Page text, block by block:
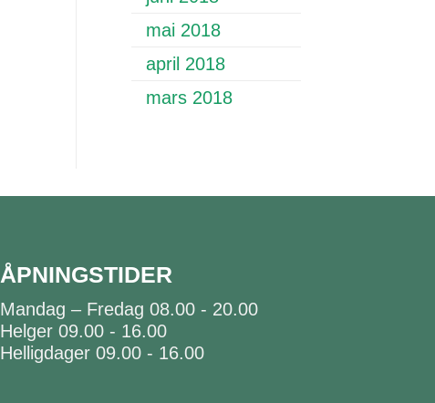
mai 2018
april 2018
mars 2018
ÅPNINGSTIDER
Mandag – Fredag 08.00 - 20.00
Helger 09.00 - 16.00
Helligdager 09.00 - 16.00